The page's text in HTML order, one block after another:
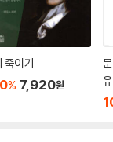
개정증보’ 연구로, 시
죽이기
% 7,920원